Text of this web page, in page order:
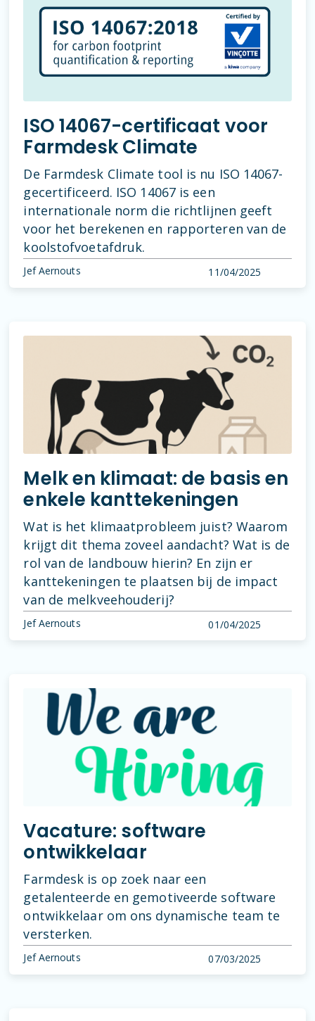
ISO 14067-certificaat voor
Farmdesk Climate
De Farmdesk Climate tool is nu ISO 14067-
gecertificeerd. ISO 14067 is een
internationale norm die richtlijnen geeft
voor het berekenen en rapporteren van de
koolstofvoetafdruk.
Jef Aernouts 11/04/2025
Melk en klimaat: de basis en
enkele kanttekeningen
Wat is het klimaatprobleem juist? Waarom
krijgt dit thema zoveel aandacht? Wat is de
rol van de landbouw hierin? En zijn er
kanttekeningen te plaatsen bij de impact
van de melkveehouderij?
Jef Aernouts 01/04/2025
Vacature: software
ontwikkelaar
Farmdesk is op zoek naar een
getalenteerde en gemotiveerde software
ontwikkelaar om ons dynamische team te
versterken.
Jef Aernouts 07/03/2025